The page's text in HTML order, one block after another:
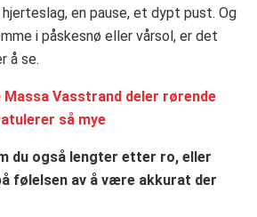
en pause, et dypt pust. Og
i påskesnø eller vårsol, er det
å se.
Massa Vasstrand deler rørende
så mye
du også lengter etter ro, eller
følelsen av å være akkurat der